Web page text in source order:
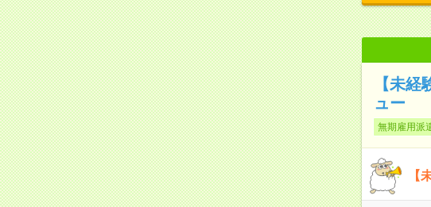
【未
ュー
無期雇用派
【